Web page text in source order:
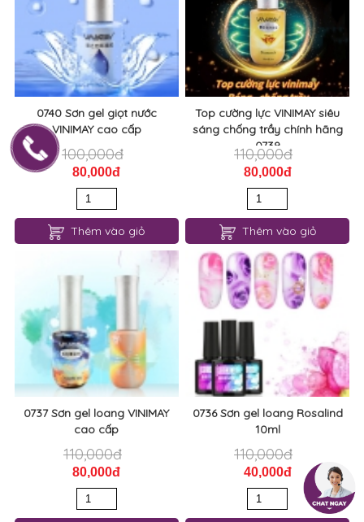
0740 Sơn gel giọt nước
VINIMAY cao cấp
100,000đ
80,000đ
Thêm vào giỏ
Top cường lực VINIMAY siêu
sáng chống trầy chính hãng
0739
110,000đ
80,000đ
Thêm vào giỏ
0737 Sơn gel loang VINIMAY
cao cấp
110,000đ
80,000đ
0736 Sơn gel loang Rosalind
10ml
110,000đ
40,000đ